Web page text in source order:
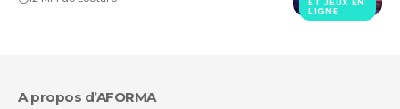
LIGNE
A propos d’AFORMA